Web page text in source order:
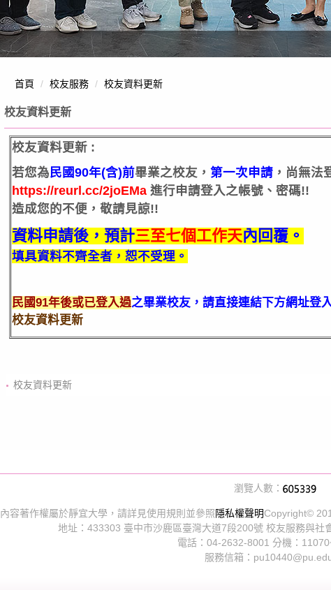
首頁 校友服務 校友資料更新
校友資料更新
校友資料更新:
若您為民國90年(含)前畢業之校友， 第一次申請，尚無法
https://reurl.cc/2joEMa進行申請登入之帳號、密碼!!
造成您的不便，敬請見諒!!
資料申請後，預計三至七個工作天內回覆。
填具資料不齊全者，恕不受理。
民國91年後或已登入過之畢業校友，請直接連結下方網址登
校友資料更新
校友資料更新
瀏覽人數：
內容著作權屬於靜宜大學，請詳見使用規則並參照隱私權聲明Copyright©
地址：433303 臺中市沙鹿區臺灣大道7段200號 校友服務與
電話：04-2632-8001 分機：
服務信箱：